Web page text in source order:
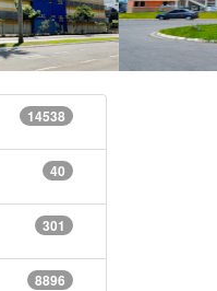
14538
40
301
8896